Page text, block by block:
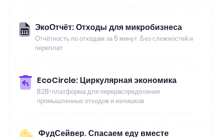
ЭкоОтчёт: Отходы для микробизнеса
Отчётность по отходам за 5 минут. Без сложностей и
переплат
EcoCircle: Циркулярная экономика
B2B-платформа для перераспределения
промышленных отходов и излишков
ФудСейвер. Спасаем еду вместе